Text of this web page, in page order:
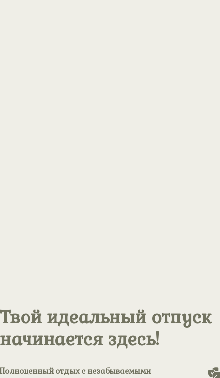
Твой идеальный отпуск
начинается здесь!
Полноценный отдых с незабываемыми